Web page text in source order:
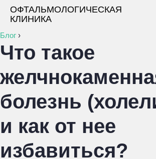
ОФТАЛЬМОЛОГИЧЕСКАЯ
КЛИНИКА
Блог ›
Что такое
болезнь
и как от нее
избавиться?